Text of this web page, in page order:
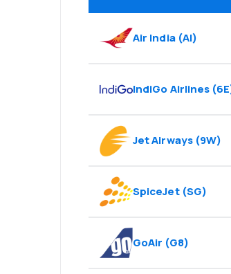
Air India(AI)
IndiGo Airlines (6E
Jet Airways(9W)
SpiceJet(SG)
GoAir (G8)